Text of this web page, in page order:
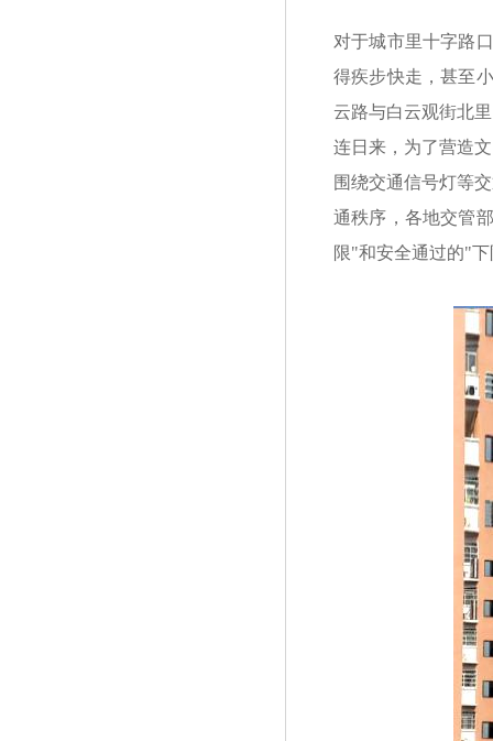
对于城市里十字路
得疾步快走，甚至
云路与白云观街北
连日来，为了营造
围绕交通信号灯等
通秩序，各地交管
限"和安全通过的"